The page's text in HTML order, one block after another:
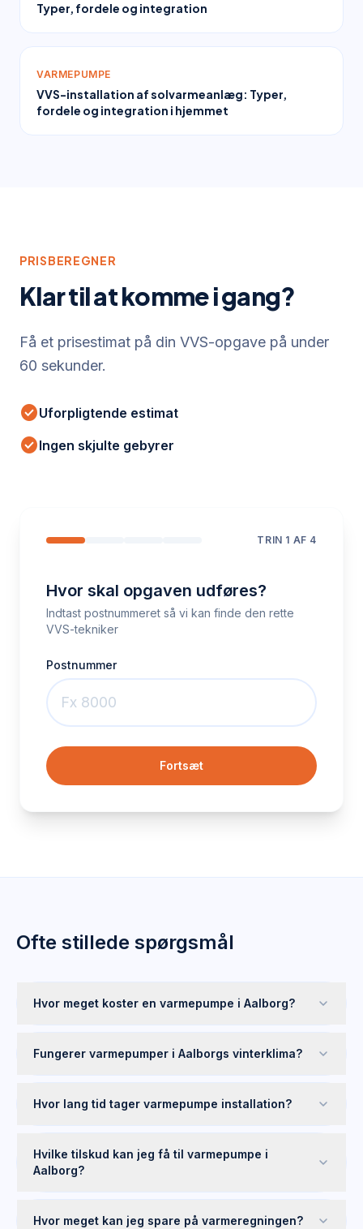
Typer, fordele og integration
VARMEPUMPE
VVS-installation af solvarmeanlæg: Typer,
fordele og integration i hjemmet
PRISBEREGNER
Klar til at komme i gang?
Få et prisestimat på din VVS-opgave på under
60 sekunder.
check_circleUforpligtende estimat
check_circleIngen skjulte gebyrer
TRIN 1 AF 4
Hvor skal opgaven udføres?
Indtast postnummeret så vi kan finde den rette
VVS-tekniker
Postnummer
Fortsæt
Ofte stillede spørgsmål
Hvor meget koster en varmepumpe i Aalborg?
Fungerer varmepumper i Aalborgs vinterklima?
Hvor lang tid tager varmepumpe installation?
Hvilke tilskud kan jeg få til varmepumpe i
Aalborg?
Hvor meget kan jeg spare på varmeregningen?